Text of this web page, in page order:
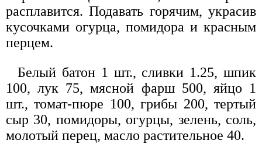
расплавится. Подавать горячим, украсив
кусочками огурца, помидора и красным
перцем.
Белый батон 1 шт., сливки 1.25, шпик
100, лук 75, мясной фарш 500, яйцо 1
шт., томат-пюре 100, грибы 200, тертый
сыр 30, помидоры, огурцы, зелень, соль,
молотый перец, масло растительное 40.